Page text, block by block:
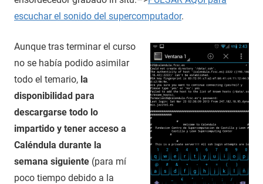
escuchar el sonido del supercomputador.
Aunque tras terminar el curso
no se había podido asimilar
todo el temario, la
disponibilidad para
descargarse todo lo
impartido y tener acceso a
Caléndula durante la
semana siguiente (para mí
poco tiempo debido a la